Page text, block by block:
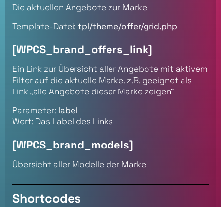
Die aktuellen Angebote zur Marke
Template-Datei: tpl/theme/offer/grid.php
[WPCS_brand_offers_link]
Ein Link zur Übersicht aller Angebote mit aktivem
Filter auf die aktuelle Marke. z.B. geeignet als
Link „alle Angebote dieser Marke zeigen“
Parameter: label
Wert: Das Label des Links
[WPCS_brand_models]
Übersicht aller Modelle der Marke
Shortcodes